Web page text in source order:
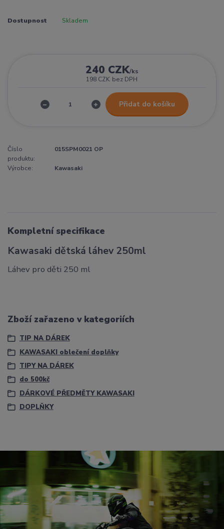
Dostupnost Skladem
240 CZK/ks
198 CZK bez DPH
Přidat do košíku
Číslo
produktu:
015SPM0021 OP
Výrobce: Kawasaki
Kompletní specifikace
Kawasaki dětská láhev 250ml
Láhev pro děti 250 ml
Zboží zařazeno v kategoriích
TIP NA DÁREK
KAWASAKI oblečení doplňky
TIPY NA DÁREK
do 500kč
DÁRKOVÉ PŘEDMĚTY KAWASAKI
DOPLŇKY